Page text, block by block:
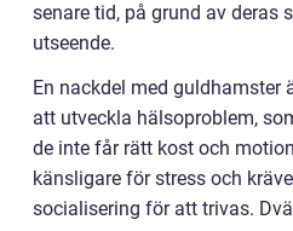
senare tid, på grund av deras
utseende.
En nackdel med guldhamster
att utveckla hälsoproblem,
de inte får rätt kost och
känsligare för stress och
socialisering för att trivas.